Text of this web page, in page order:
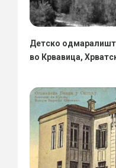
Детско
во Крвавица,